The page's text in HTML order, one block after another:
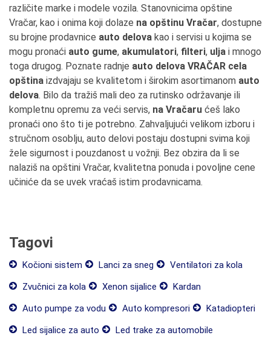
različite marke i modele vozila. Stanovnicima opštine
Vračar, kao i onima koji dolaze na opštinu Vračar, dostupne
su brojne prodavnice auto delova kao i servisi u kojima se
mogu pronaći auto gume, akumulatori, filteri, ulja i mnogo
toga drugog. Poznate radnje auto delova VRAČAR cela
opština izdvajaju se kvalitetom i širokim asortimanom auto
delova. Bilo da tražiš mali deo za rutinsko održavanje ili
kompletnu opremu za veći servis, na Vračaru ćeš lako
pronaći ono što ti je potrebno. Zahvaljujući velikom izboru i
stručnom osoblju, auto delovi postaju dostupni svima koji
žele sigurnost i pouzdanost u vožnji. Bez obzira da li se
nalaziš na opštini Vračar, kvalitetna ponuda i povoljne cene
učiniće da se uvek vraćaš istim prodavnicama.
Tagovi
Kočioni sistem Lanci za sneg
Ventilatori za kola
Zvučnici za kola
Xenon sijalice
Kardan
Auto pumpe za vodu
Auto kompresori
Katadiopteri
Led sijalice za auto
Led trake za automobile